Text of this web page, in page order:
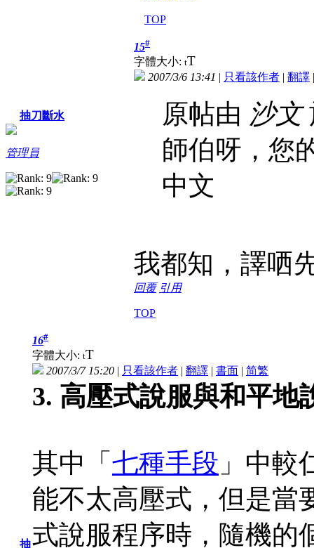
TOP
抽刀斷水
管理員
15#
字體大小: tT
2007/3/6 13:41 | 只看該作者 | 翻譯
原帖由 沙文
師伯呀，您
中文
我都知，譯哂
回覆 引用
TOP
抽
16#
字體大小: tT
2007/3/7 15:20 | 只看該作者 | 翻譯 | 書面 | 简繁
3. 高壓式說服與和平地
其中「 七種手段 」中較
能不太高壓式，但是當
式說服程序時，隨機的